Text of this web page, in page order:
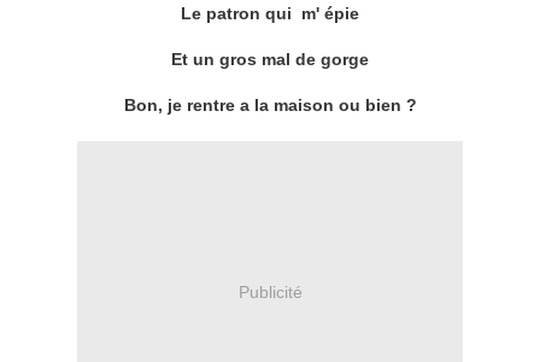
Le patron qui m' épie
Et un gros mal de gorge
Bon, je rentre a la maison ou bien ?
Publicité